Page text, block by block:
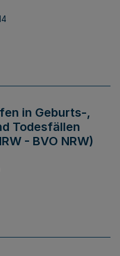
in Geburts-,
Todesfällen
- BVO NRW)